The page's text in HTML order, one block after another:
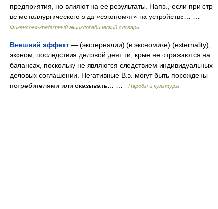
предприятия, но влияют на ее результаты. Напр., если при стр
ве металлургического з да «сэкономят» на устройстве… …
Финансово-кредитный энциклопедический словарь
Внешний эффект — (экстерналии) (в экономике) (externality),
эконом, последствия деловой деят ти, крые не отражаются на
балансах, поскольку не являются следствием индивидуальных
деловых соглашении. Негативные В.э. могут быть порождены
потребителями или оказывать… …
Народы и культуры